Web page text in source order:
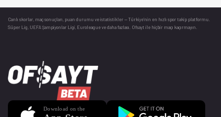
Canlı skorlar , maç sonuçları, puan durumu ve istatistikler — Türkiye’nin en hızlı spor takip platformu.
Süper Lig, UEFA Şampiyonlar Ligi, Euroleague ve daha fazlası. Ofsayt ile hiçbir maçı kaçırmayın.